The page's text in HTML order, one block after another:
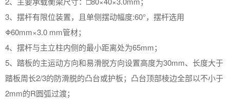
3、摆杆有限位装置，且单侧摆动幅度:60°，摆杆选用
Φ60mm×3.0 mm管材；
4、摆杆与主立柱内侧的最小距离处为65mm；
5、踏板的主运动方向和易滑脱方向设置高度为30mm、长度大于
踏板周长2/3的防滑脱的凸台或护板；凸台顶部棱边全部以不小于
2mm的R圆弧过渡；